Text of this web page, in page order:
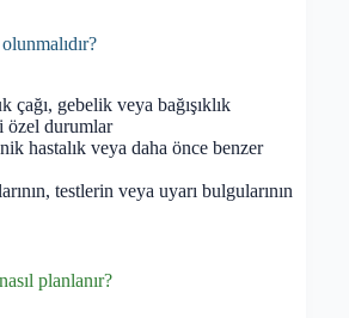
çağı, gebelik veya bağışıklık
özel durumlar
hastalık veya daha önce benzer
testlerin veya uyarı bulgularının
planlanır?